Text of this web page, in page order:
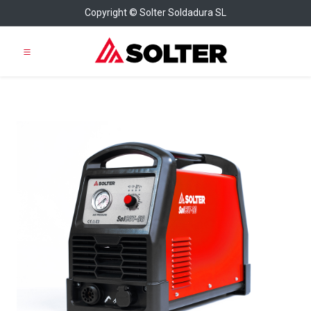
Copyright © Solter Soldadura SL